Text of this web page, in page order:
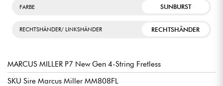
FARBE SUNBURST
RECHTSHÄNDER/ LINKSHÄNDER RECHTSHÄNDER
MARCUS MILLER P7 New Gen 4-String Fretless
SKU Sire Marcus Miller MM808FL